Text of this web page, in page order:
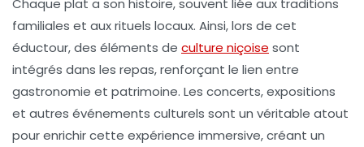
Chaque plat a son histoire, souvent liée aux traditions
familiales et aux rituels locaux. Ainsi, lors de cet
éductour, des éléments de culture niçoise sont
intégrés dans les repas, renforçant le lien entre
gastronomie et patrimoine. Les concerts, expositions
et autres événements culturels sont un véritable atout
pour enrichir cette expérience immersive, créant un